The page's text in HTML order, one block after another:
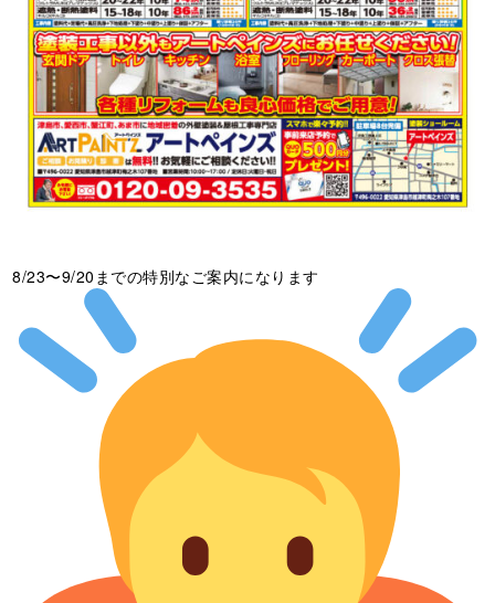
8/23〜9/20までの特別なご案内になります